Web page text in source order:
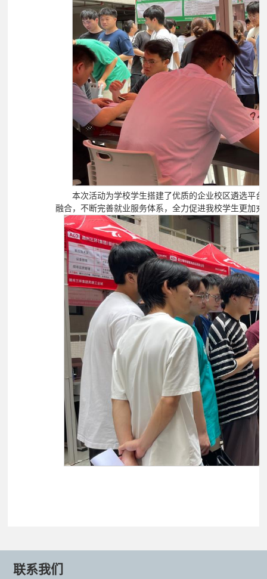
本次活动为学校学生搭建了优质的企业校区遴选平
融合，不断完善就业服务体系，全力促进我校学生更加